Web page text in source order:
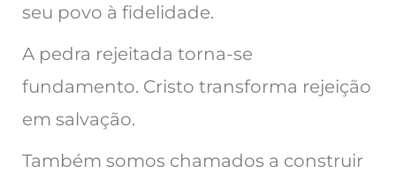
seu povo à fidelidade.
A pedra rejeitada torna-se
fundamento. Cristo transforma rejeição
em salvação.
Também somos chamados a construir